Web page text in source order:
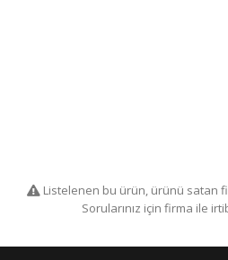
Listelenen bu ürün, ürünü satan
Sorularınız için firma ile